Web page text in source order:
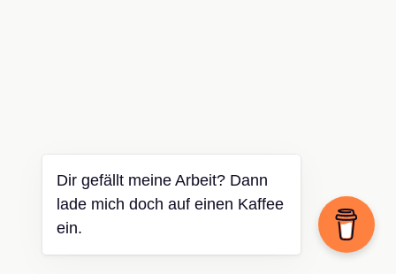
Dir gefällt meine Arbeit? Dann
lade mich doch auf einen Kaffee
ein.